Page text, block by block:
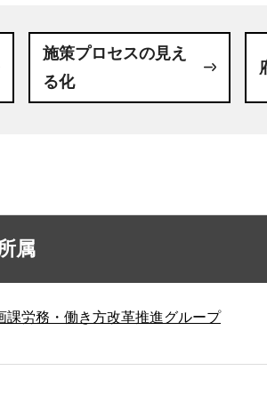
施策プロセスの見え
る化
属
課労務・働き方改革推進グループ